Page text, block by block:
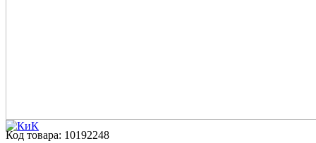
Код товара: 10192248